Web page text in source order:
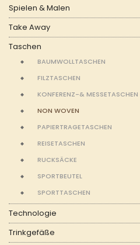
Spielen & Malen
Take Away
Taschen
BAUMWOLLTASCHEN
FILZTASCHEN
KONFERENZ-& MESSETASCHEN
NON WOVEN
PAPIERTRAGETASCHEN
REISETASCHEN
RUCKSÄCKE
SPORTBEUTEL
SPORTTASCHEN
Technologie
Trinkgefäße